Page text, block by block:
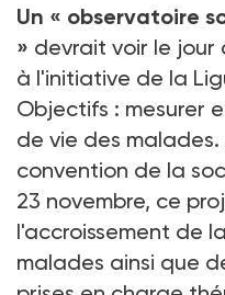
Un « observatoire
» devrait voir le jour
à l'initiative de la
Objectifs : mesurer
de vie des
convention de la
23 novembre, ce
l'accroissement de
malades ainsi que